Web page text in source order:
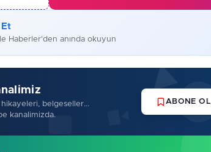
Haberler'den anında okuyun
belgeseller...
kanalimizda.
ABONE OL